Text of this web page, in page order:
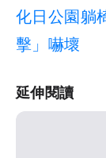
化日公園躺
擊」嚇壞
延伸閱讀